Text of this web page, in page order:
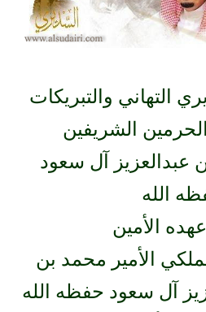
التهاني والتبريكات
الشريفين
عبدالعزيز آل سعود
الله
الأمين
الأمير محمد بن
آل سعود حفظه الله